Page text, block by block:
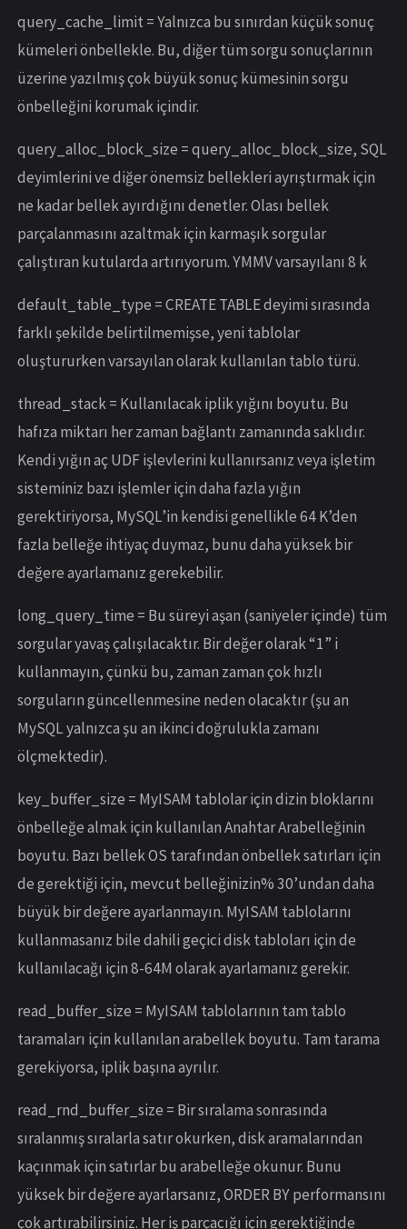
query_cache_limit = Yalnızca bu sınırdan küçük sonuç
kümeleri önbellekle. Bu, diğer tüm sorgu sonuçlarının
üzerine yazılmış çok büyük sonuç kümesinin sorgu
önbelleğini korumak içindir.
query_alloc_block_size = query_alloc_block_size, SQL
deyimlerini ve diğer önemsiz bellekleri ayrıştırmak için
ne kadar bellek ayırdığını denetler. Olası bellek
parçalanmasını azaltmak için karmaşık sorgular
çalıştıran kutularda artırıyorum. YMMV varsayılanı 8 k
default_table_type = CREATE TABLE deyimi sırasında
farklı şekilde belirtilmemişse, yeni tablolar
oluştururken varsayılan olarak kullanılan tablo türü.
thread_stack = Kullanılacak iplik yığını boyutu. Bu
hafıza miktarı her zaman bağlantı zamanında saklıdır.
Kendi yığın aç UDF işlevlerini kullanırsanız veya işletim
sisteminiz bazı işlemler için daha fazla yığın
gerektiriyorsa, MySQL’in kendisi genellikle 64 K’den
fazla belleğe ihtiyaç duymaz, bunu daha yüksek bir
değere ayarlamanız gerekebilir.
long_query_time = Bu süreyi aşan (saniyeler içinde) tüm
sorgular yavaş çalışılacaktır. Bir değer olarak “1” i
kullanmayın, çünkü bu, zaman zaman çok hızlı
sorguların güncellenmesine neden olacaktır (şu an
MySQL yalnızca şu an ikinci doğrulukla zamanı
ölçmektedir).
key_buffer_size = MyISAM tablolar için dizin bloklarını
önbelleğe almak için kullanılan Anahtar Arabelleğinin
boyutu. Bazı bellek OS tarafından önbellek satırları için
de gerektiği için, mevcut belleğinizin% 30’undan daha
büyük bir değere ayarlanmayın. MyISAM tablolarını
kullanmasanız bile dahili geçici disk tabloları için de
kullanılacağı için 8-64M olarak ayarlamanız gerekir.
read_buffer_size = MyISAM tablolarının tam tablo
taramaları için kullanılan arabellek boyutu. Tam tarama
gerekiyorsa, iplik başına ayrılır.
read_rnd_buffer_size = Bir sıralama sonrasında
sıralanmış sıralarla satır okurken, disk aramalarından
kaçınmak için satırlar bu arabelleğe okunur. Bunu
yüksek bir değere ayarlarsanız, ORDER BY performansını
çok artırabilirsiniz. Her iş parçacığı için gerektiğinde